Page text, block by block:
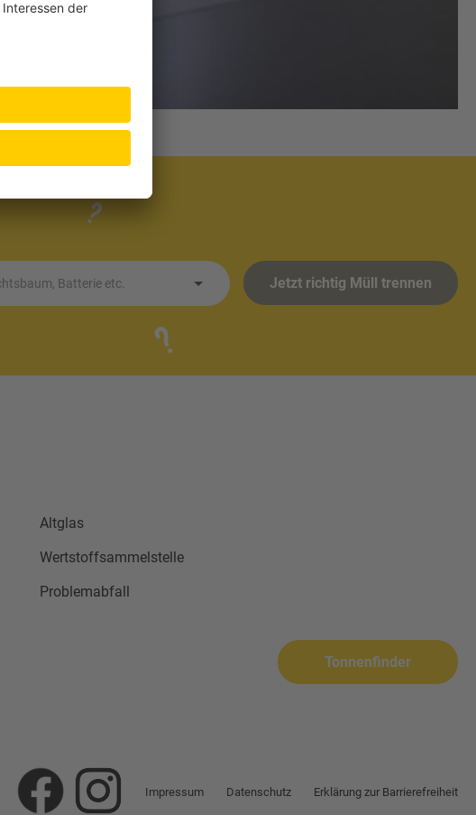
Batterie etc. Jetzt richtig Müll trennen
Altglas
Wertstoffsammelstelle
Problemabfall
Tonnenfinder
Impressum Datenschutz Erklärung zur Barrierefreiheit